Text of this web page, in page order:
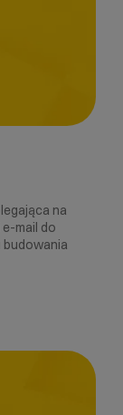
na
mail do